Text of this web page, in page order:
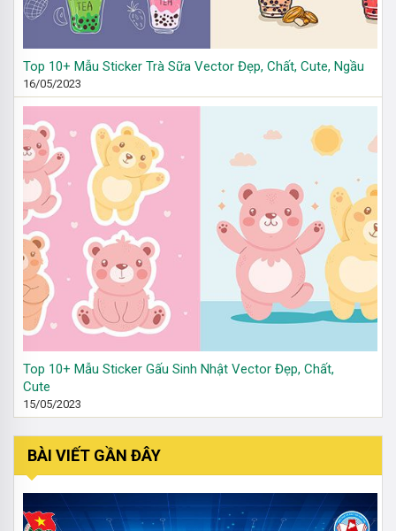
Top 10+ Mẫu Sticker Trà Sữa Vector Đẹp, Chất, Cute, Ngầu
16/05/2023
Top 10+ Mẫu Sticker Gấu Sinh Nhật Vector Đẹp, Chất,
Cute
15/05/2023
BÀI VIẾT GẦN ĐÂY